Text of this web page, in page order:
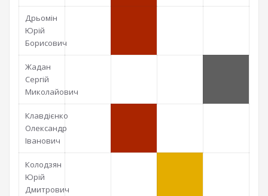
Дрьомін
Юрій
Борисович
Жадан
Сергій
Миколайович
Клавдієнко
Олександр
Іванович
Колодзян
Юрій
Дмитрович